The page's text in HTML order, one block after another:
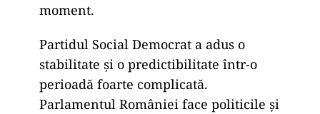
moment.
Partidul Social Democrat a adus o
stabilitate și o predictibilitate într-o
perioadă foarte complicată.
Parlamentul României face politicile și